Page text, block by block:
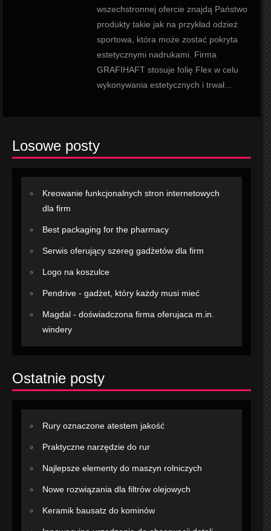
wszechstronnej ofercie znajdą Państwo
produkty takie jak na przykład odzież
sportowa, która może zostać pokryta
estetycznymi nadrukami. Firma
GRAFIHAFT stosuje folię Flex w celu
wykonywania estetycznych i trwał...
Losowe posty
Kreowanie funkcjonalnych stron internetowych
dla firm
Best packaging for the pharmacy
Serwis oferujący szereg gadżetów dla firm
Logo na koszulce
Pendrive - gadżet, który każdy musi mieć
Magdal - doświadczona firma oferujaca m.in.
windery
Ostatnie posty
Rury oznaczone atestem jakość
Praktyczne narzędzie do rur
Najlepsze elementy do maszyn rolniczych
Nowe rozwiązania dla filtrów olejowych
Keramik bausatz do kominów